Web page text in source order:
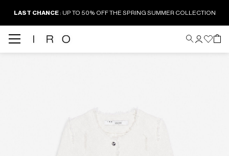
LAST CHANCE: UP TO 50% OFF THE SPRING SUMMER COLLECTION